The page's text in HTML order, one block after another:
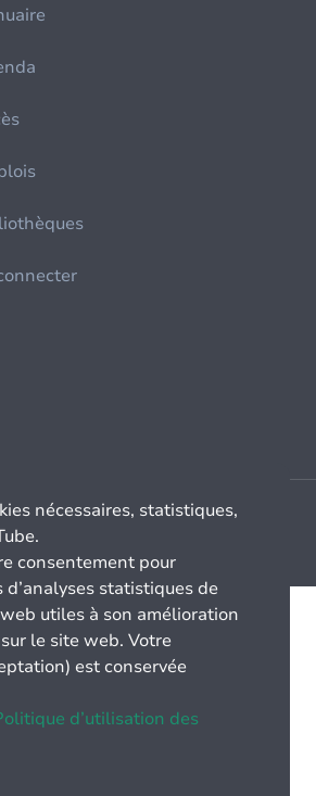
nécessaires, statistiques,
consentement pour
d’analyses statistiques de
utiles à son amélioration
le site web. Votre
est conservée
d’utilisation des